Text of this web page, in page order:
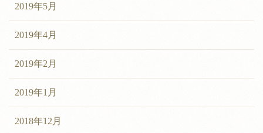
2019年5月
2019年4月
2019年2月
2019年1月
2018年12月